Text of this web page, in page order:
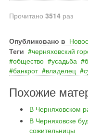
Прочитано 3514 раз
Опубликовано в
Теги
черняховский
общество
усадьба
банкрот
владелец
Похожие
В Черняховском
В Черняховске
сожительницы